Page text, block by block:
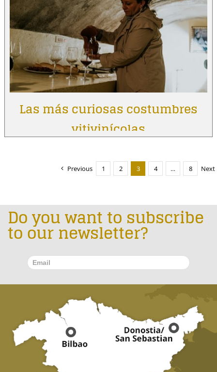
Las más curiosas costumbres
vitivinícolas
Previous 1 2 3 4 … 8 Next
Do you want to subscribe
to our newsletter?